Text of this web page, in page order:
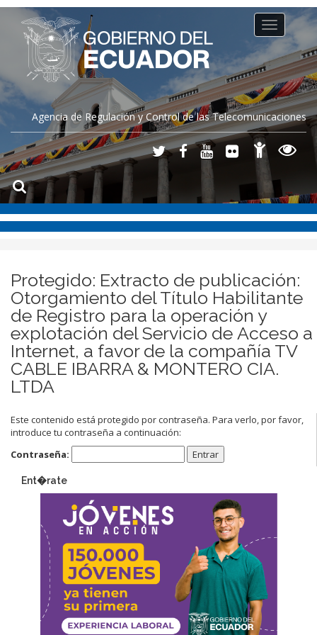
Agencia de Regulación y Control de las Telecomunicaciones
Toggle
navigation
Protegido: Extracto de publicación:
Otorgamiento del Título Habilitante
de Registro para la operación y
explotación del Servicio de Acceso a
Internet, a favor de la compañía TV
CABLE IBARRA & MONTERO CIA.
LTDA
Este contenido está protegido por contraseña. Para verlo, por favor,
introduce tu contraseña a continuación:
Contraseña:
Ent�rate